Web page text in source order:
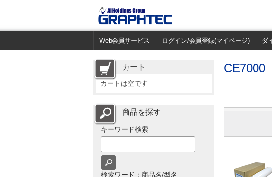
Web会員サービス ログイン/会員登録(マイページ) ダ
CE7000
カート
カートは空です
商品を探す
キーワード検索
検索ワード：商品名/型名